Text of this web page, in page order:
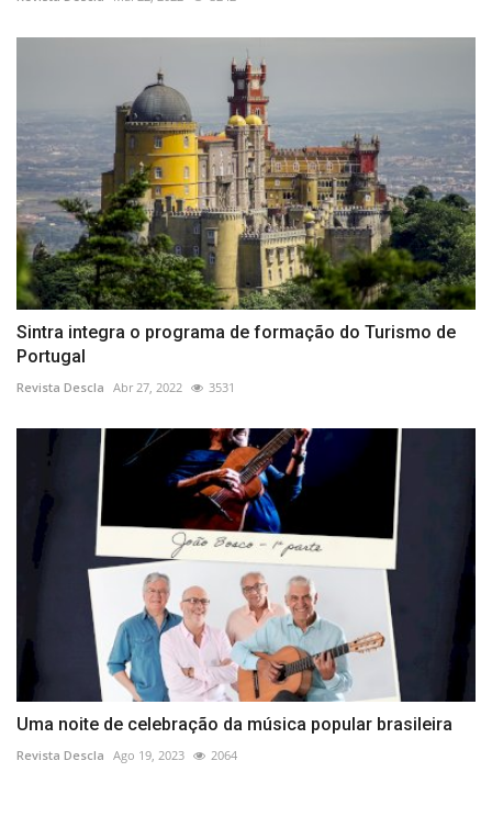
Sintra integra o programa de formação do Turismo de
Portugal
Revista Descla Abr 27, 2022 3531
Uma noite de celebração da música popular brasileira
Revista Descla Ago 19, 2023 2064